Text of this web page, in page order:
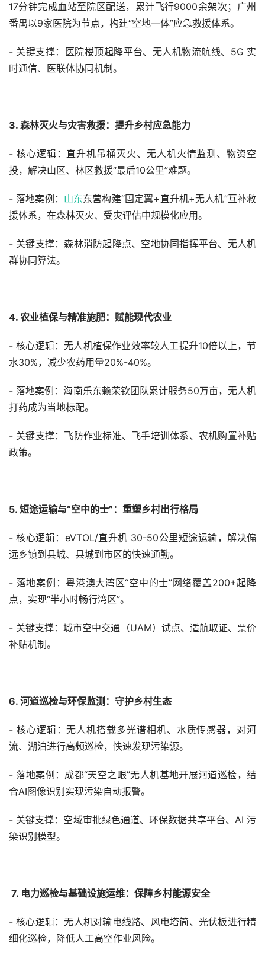
17分钟完成血站至院区配送，累计飞行9000余架次；广州
番禺以9家医院为节点，构建“空地一体”应急救援体系。
- 关键支撑：医院楼顶起降平台、无人机物流航线、5G 实
时通信、医联体协同机制。
3. 森林灭火与灾害救援：提升乡村应急能力
- 核心逻辑：直升机吊桶灭火、无人机火情监测、物资空
投，解决山区、林区救援“最后10公里”难题。
- 落地案例： 山东东营构建“固定翼+直升机+无人机”互补救
援体系，在森林灭火、受灾评估中规模化应用。
- 关键支撑：森林消防起降点、空地协同指挥平台、无人机
群协同算法。
4. 农业植保与精准施肥：赋能现代农业
- 核心逻辑：无人机植保作业效率较人工提升10倍以上，节
水30%，减少农药用量20%-40%。
- 落地案例：海南乐东赖荣钦团队累计服务50万亩，无人机
打药成为当地标配。
- 关键支撑：飞防作业标准、飞手培训体系、农机购置补贴
政策。
5. 短途运输与“空中的士”：重塑乡村出行格局
- 核心逻辑：eVTOL/直升机 30-50公里短途运输，解决偏
远乡镇到县城、县城到市区的快速通勤。
- 落地案例：粤港澳大湾区“空中的士”网络覆盖200+起降
点，实现“半小时畅行湾区”。
- 关键支撑：城市空中交通（UAM）试点、适航取证、票价
补贴机制。
6. 河道巡检与环保监测：守护乡村生态
- 核心逻辑：无人机搭载多光谱相机、水质传感器，对河
流、湖泊进行高频巡检，快速发现污染源。
- 落地案例：成都“天空之眼”无人机基地开展河道巡检，结
合AI图像识别实现污染自动报警。
- 关键支撑：空域审批绿色通道、环保数据共享平台、AI 污
染识别模型。
7. 电力巡检与基础设施运维：保障乡村能源安全
- 核心逻辑：无人机对输电线路、风电塔筒、光伏板进行精
细化巡检，降低人工高空作业风险。